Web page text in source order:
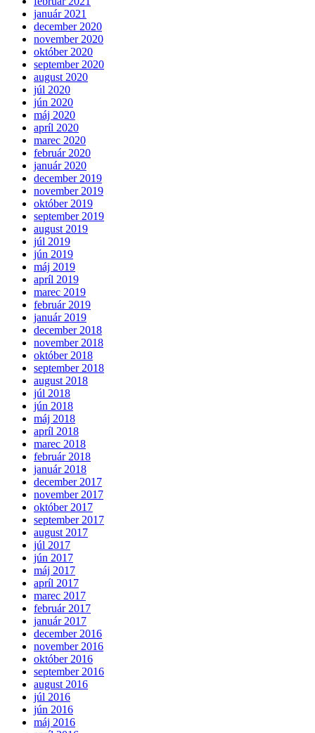
január 2021
december 2020
november 2020
október 2020
september 2020
august 2020
júl 2020
jún 2020
máj 2020
apríl 2020
marec 2020
február 2020
január 2020
december 2019
november 2019
október 2019
september 2019
august 2019
júl 2019
jún 2019
máj 2019
apríl 2019
marec 2019
február 2019
január 2019
december 2018
november 2018
október 2018
september 2018
august 2018
júl 2018
jún 2018
máj 2018
apríl 2018
marec 2018
február 2018
január 2018
december 2017
november 2017
október 2017
september 2017
august 2017
júl 2017
jún 2017
máj 2017
apríl 2017
marec 2017
február 2017
január 2017
december 2016
november 2016
október 2016
september 2016
august 2016
júl 2016
jún 2016
máj 2016